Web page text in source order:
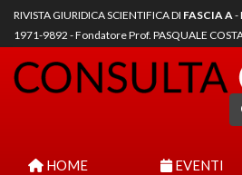
RIVISTA GIURIDICA SCIENTIFICA DI FASCIA A-
1971-9892 - Fondatore Prof. PASQUALE
HOME EVENTI